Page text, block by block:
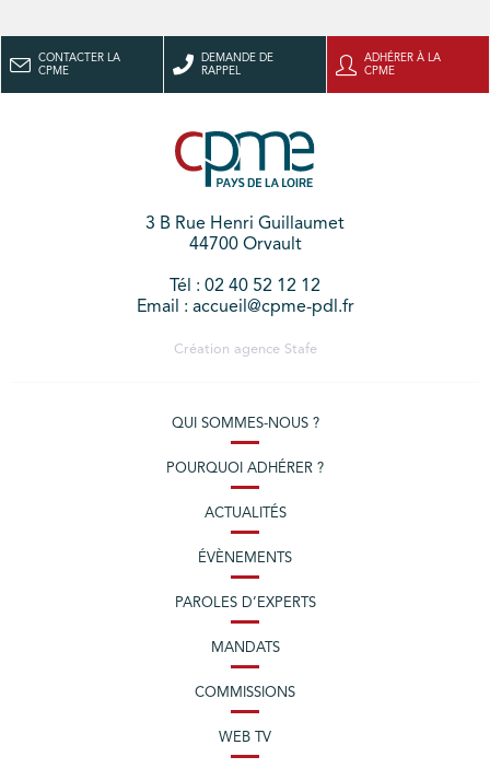
CONTACTER LA
CPME
DEMANDE DE
RAPPEL
ADHÉRER À LA
CPME
3 B Rue Henri Guillaumet
44700 Orvault
Tél : 02 40 52 12 12
Email : accueil@cpme-pdl.fr
Création agence Stafe
QUI SOMMES-NOUS ?
POURQUOI ADHÉRER ?
ACTUALITÉS
ÉVÈNEMENTS
PAROLES D’EXPERTS
MANDATS
COMMISSIONS
WEB TV